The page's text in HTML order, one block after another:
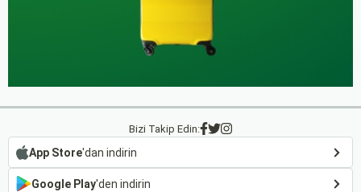
Bizi Takip Edin:
App Store'dan indirin
Google Play'den indirin